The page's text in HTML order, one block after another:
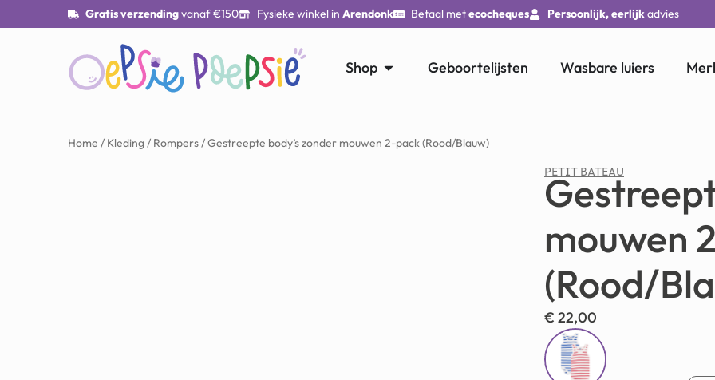
Gratis verzendingvanaf €150 Fysieke winkel in Arendonk Betaal metecocheques Persoonlijk, eerlijkadvies
Shop Geboortelijsten Wasbare luiers
Home / Kleding/ Rompers/ Gestreepte body’s zonder mouwen 2-pack (Rood/Blauw)
PETIT BATEAU
mouwen
(Rood/
€ 22,00